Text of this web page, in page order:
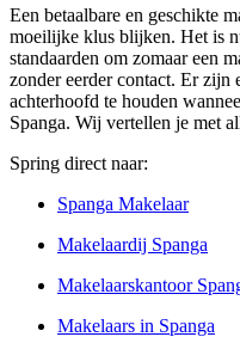
Een betaalbare en geschikte
moeilijke klus blijken. Het is
standaarden om zomaar een
zonder eerder contact. Er zijn
achterhoofd te houden
Spanga. Wij vertellen je met
Spring direct naar:
Spanga Makelaar
Makelaardij Spanga
Makelaarskantoor
Makelaars in Spanga